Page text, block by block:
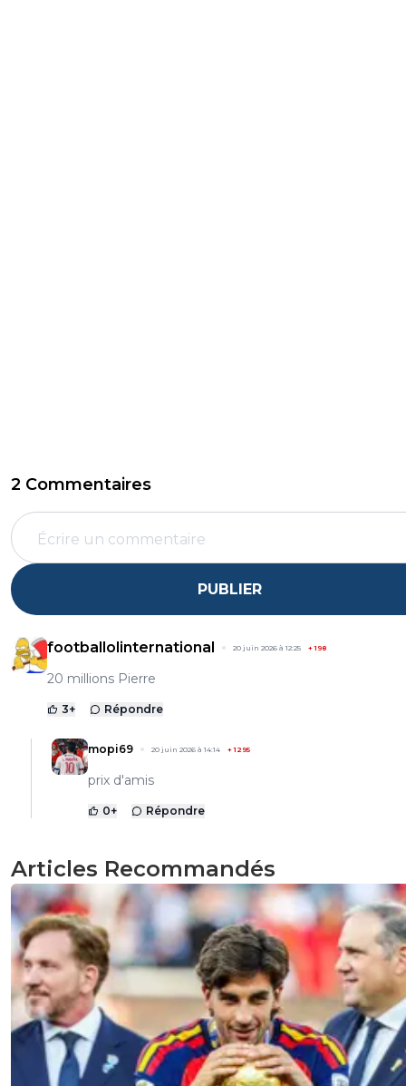
2 Commentaires
PUBLIER
footballolinternational 20 juin 2026 à 12:25 +198
20 millions Pierre
3+ Répondre
mopi69 20 juin 2026 à 14:14 +1295
prix d'amis
0+ Répondre
Articles Recommandés